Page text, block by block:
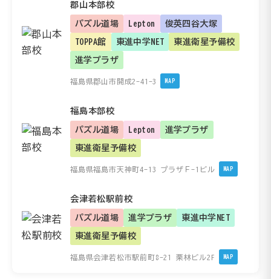
郡山本部校
パズル道場 Lepton 俊英四谷大塚
TOPPA館 東進中学NET 東進衛星予備校
進学プラザ
福島県郡山市開成2-41-3 MAP
福島本部校
パズル道場 Lepton 進学プラザ
東進衛星予備校
福島県福島市天神町4-13 プラザＦ-1ビル MAP
会津若松駅前校
パズル道場 進学プラザ 東進中学NET
東進衛星予備校
福島県会津若松市駅前町8-21 栗林ビル2F MAP